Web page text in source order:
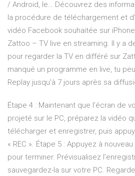
/ Android, le… Découvrez des
la procédure de téléchargement et
vidéo Facebook souhaitée sur
Zattoo – TV live en streaming.
Il y a
pour regarder la TV en différé sur
manqué un programme en live, tu
Replay jusqu'à 7 jours après sa
Étape 4 : Maintenant que l’écran de
projeté sur le PC, préparez la vidéo
télécharger et enregistrer, puis
« REC ». Étape 5 : Appuyez à
pour terminer. Prévisualisez
sauvegardez-la sur votre PC.